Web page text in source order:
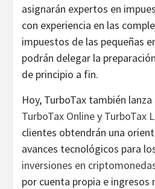
asignarán expertos en
con experiencia en las
impuestos de las pequeñas
podrán delegar la
de principio a fin.
Hoy, TurboTax también
TurboTax Onliney TurboTax
clientes obtendrán una
avances tecnológicos para
inversiones en
por cuenta propia e ingresos